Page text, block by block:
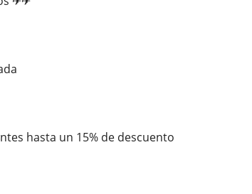
hasta un 15% de descuento